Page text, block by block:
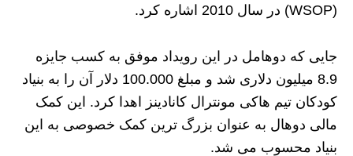
(WSOP) در سال 2010 اشاره کرد.
جایی که دوهامل در این رویداد موفق به کسب جایزه
8.9 میلیون دلاری شد و مبلغ 100.000 دلار آن را به بنیاد
کودکان تیم هاکی مونترال کانادینز اهدا کرد. این کمک
مالی دوهال به عنوان بزرگ ترین کمک خصوصی به این
بنیاد محسوب می شد.